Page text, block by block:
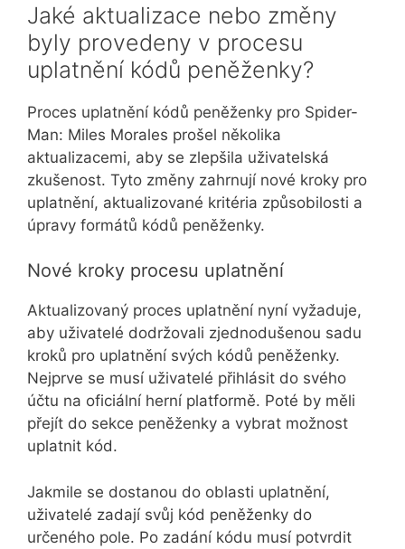
Jaké aktualizace nebo změny
byly provedeny v procesu
uplatnění kódů peněženky?
Proces uplatnění kódů peněženky pro Spider-
Man: Miles Morales prošel několika
aktualizacemi, aby se zlepšila uživatelská
zkušenost. Tyto změny zahrnují nové kroky pro
uplatnění, aktualizované kritéria způsobilosti a
úpravy formátů kódů peněženky.
Nové kroky procesu uplatnění
Aktualizovaný proces uplatnění nyní vyžaduje,
aby uživatelé dodržovali zjednodušenou sadu
kroků pro uplatnění svých kódů peněženky.
Nejprve se musí uživatelé přihlásit do svého
účtu na oficiální herní platformě. Poté by měli
přejít do sekce peněženky a vybrat možnost
uplatnit kód.
Jakmile se dostanou do oblasti uplatnění,
uživatelé zadají svůj kód peněženky do
určeného pole. Po zadání kódu musí potvrdit